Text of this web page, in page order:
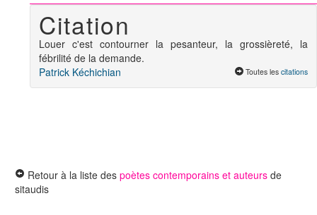
Citation
Louer c'est contourner la pesanteur, la grossièreté, la
fébrilité de la demande.
Patrick Kéchichian
Toutes les citations
Retour à la liste des poètes contemporains et auteurs de
sitaudis